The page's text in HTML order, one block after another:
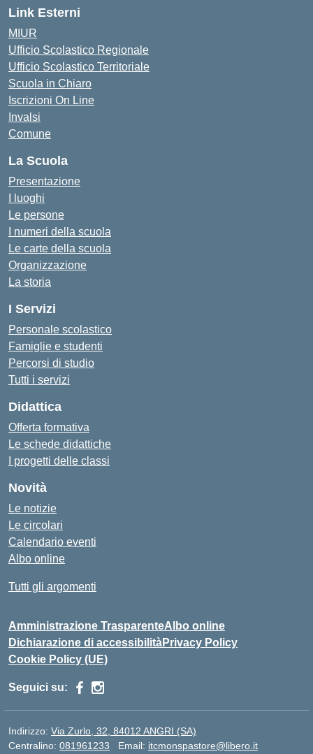
Link Esterni
MIUR
Ufficio Scolastico Regionale
Ufficio Scolastico Territoriale
Scuola in Chiaro
Iscrizioni On Line
Invalsi
Comune
La Scuola
Presentazione
I luoghi
Le persone
I numeri della scuola
Le carte della scuola
Organizzazione
La storia
I Servizi
Personale scolastico
Famiglie e studenti
Percorsi di studio
Tutti i servizi
Didattica
Offerta formativa
Le schede didattiche
I progetti delle classi
Novità
Le notizie
Le circolari
Calendario eventi
Albo online
Tutti gli argomenti
Amministrazione TrasparenteAlbo online
Dichiarazione di accessibilitàPrivacy Policy
Cookie Policy (UE)
Seguici su:
Indirizzo: Via Zurlo, 32, 84012 ANGRI (SA)
Centralino: 081961233 Email: itcmonspastore@libero.it